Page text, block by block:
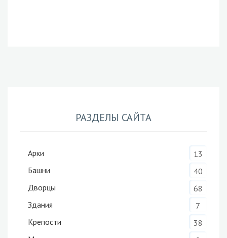
РАЗДЕЛЫ САЙТА
Арки
13
Башни
40
Дворцы
68
Здания
7
Крепости
38